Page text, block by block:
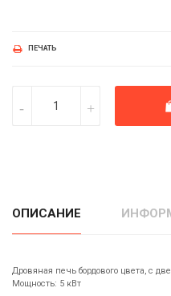
ПЕЧАТЬ
ОПИСАНИЕ
Дровяная печь бордового цвета, с
Мощность: 5 кВт